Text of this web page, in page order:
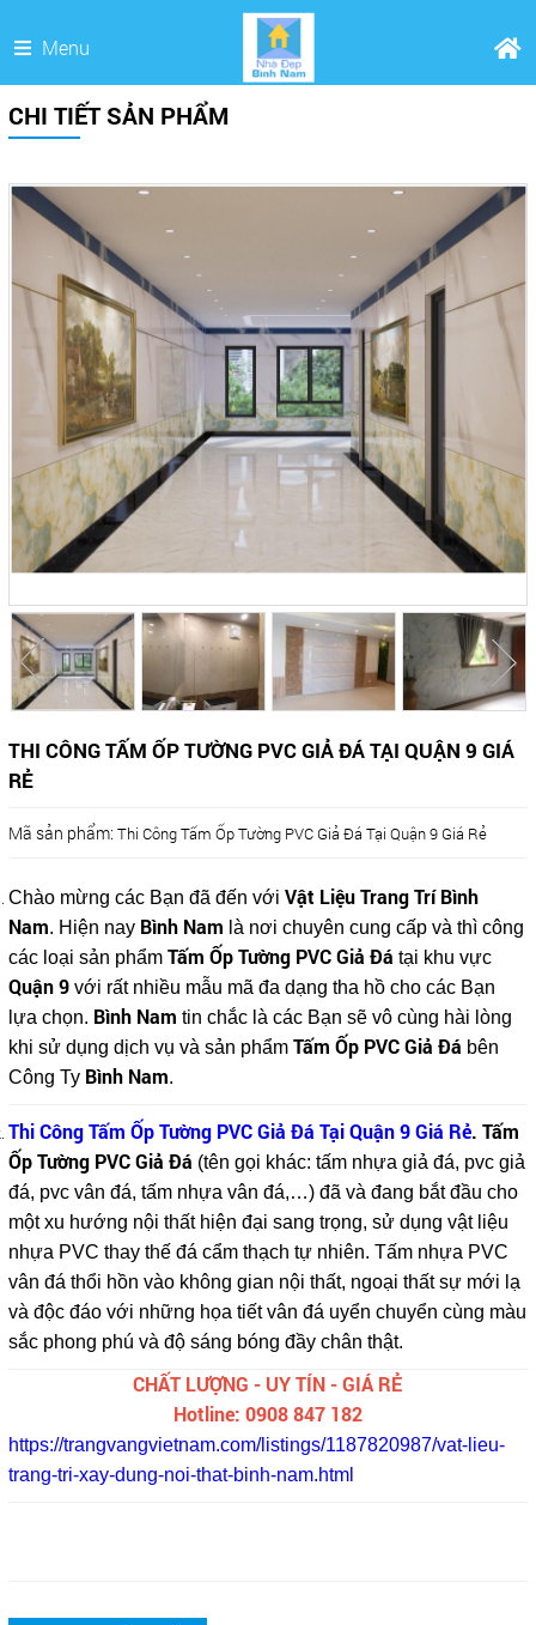
Menu
CHI TIẾT SẢN PHẨM
THI CÔNG TẤM ỐP TƯỜNG PVC GIẢ ĐÁ TẠI QUẬN 9 GIÁ
RẺ
Mã sản phẩm: Thi Công Tấm Ốp Tường PVC Giả Đá Tại Quận 9 Giá Rẻ
Chào mừng các Bạn đã đến với Vật Liệu Trang Trí Bình
Nam. Hiện nay Bình Nam là nơi chuyên cung cấp và thì công
các loại sản phẩm Tấm Ốp Tường PVC Giả Đá tại khu vực
Quận 9 với rất nhiều mẫu mã đa dạng tha hồ cho các Bạn
lựa chọn. Bình Nam tin chắc là các Bạn sẽ vô cùng hài lòng
khi sử dụng dịch vụ và sản phẩm Tấm Ốp PVC Giả Đá bên
Công Ty Bình Nam.
Thi Công Tấm Ốp Tường PVC Giả Đá Tại Quận 9 Giá Rẻ. Tấm
Ốp Tường PVC Giả Đá (tên gọi khác: tấm nhựa giả đá, pvc giả
đá, pvc vân đá, tấm nhựa vân đá,…) đã và đang bắt đầu cho
một xu hướng nội thất hiện đại sang trọng, sử dụng vật liệu
nhựa PVC thay thế đá cẩm thạch tự nhiên. Tấm nhựa PVC
vân đá thổi hồn vào không gian nội thất, ngoại thất sự mới lạ
và độc đáo với những họa tiết vân đá uyển chuyển cùng màu
sắc phong phú và độ sáng bóng đầy chân thật.
CHẤT LƯỢNG - UY TÍN - GIÁ RẺ
Hotline: 0908 847 182
https://trangvangvietnam.com/listings/1187820987/vat-lieu-
trang-tri-xay-dung-noi-that-binh-nam.html